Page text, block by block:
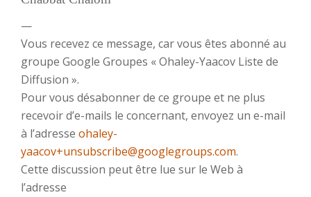
—
Vous recevez ce message, car vous êtes abonné au
groupe Google Groupes « Ohaley-Yaacov Liste de
Diffusion ».
Pour vous désabonner de ce groupe et ne plus
recevoir d’e-mails le concernant, envoyez un e-mail
à l’adresse ohaley-
yaacov+unsubscribe@googlegroups.com.
Cette discussion peut être lue sur le Web à
l’adresse